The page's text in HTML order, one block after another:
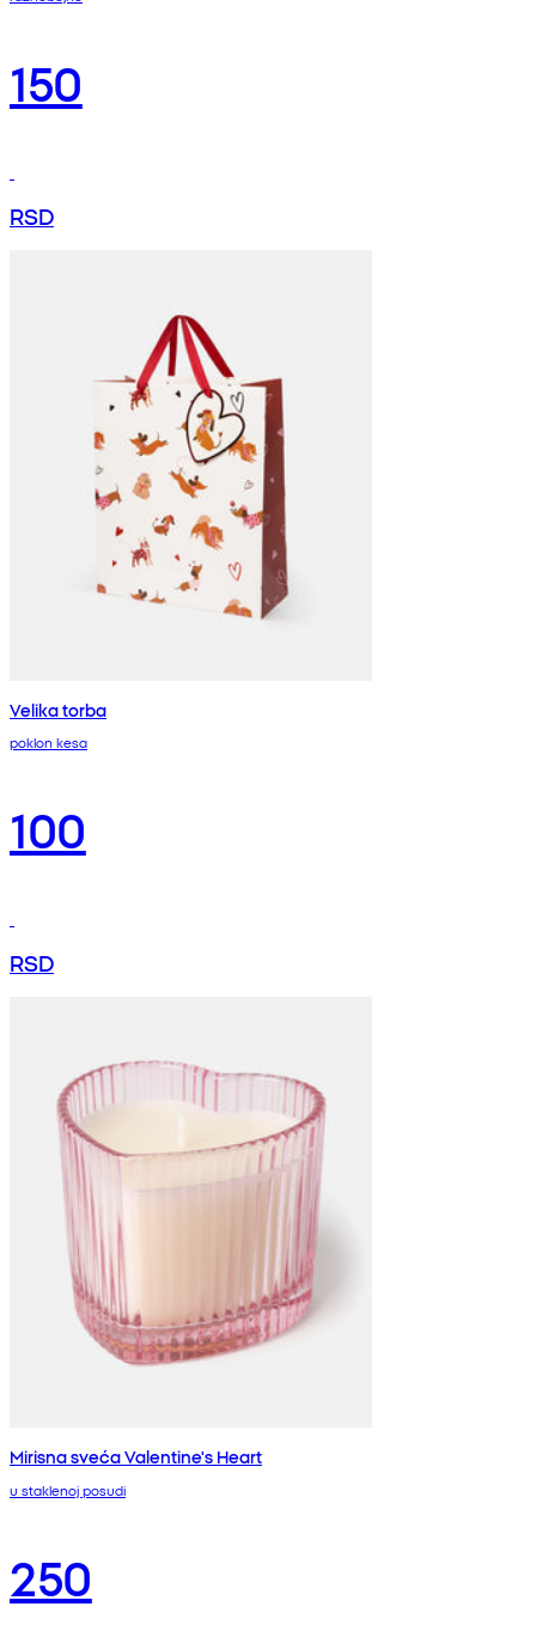
150
RSD
Velika torba
poklon kesa
100
RSD
Mirisna sveća Valentine's Heart
u staklenoj posudi
250